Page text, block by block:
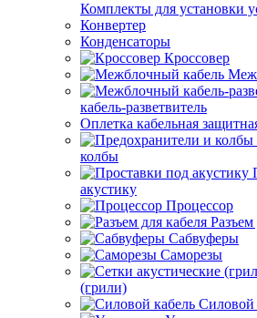
Комплекты для установки
Конвертер
Конденсаторы
Кроссовер
кабель-разветвитель
Оплетка кабельная
колбы
акустику
Процессор
Разъем
Сабвуферы
Саморезы
(грили)
Силовой